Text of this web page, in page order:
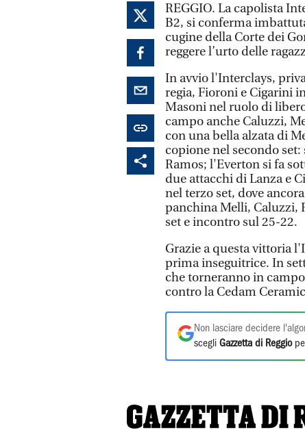
REGGIO. La capolista
B2, si conferma
cugine della Corte dei
reggere l’urto delle
In avvio l'Interclays,
regia, Fioroni e Cigarini
Masoni nel ruolo di
campo anche Caluzzi,
con una bella alzata di
copione nel secondo
Ramos; l'Everton si fa
due attacchi di Lanza e
nel terzo set, dove
panchina Melli, Caluzzi,
set e incontro sul 25-22.
Grazie a questa vittoria
prima inseguitrice. In
che torneranno in
contro la Cedam
Non lasciare decidere
scegli Gazzetta di Reggio